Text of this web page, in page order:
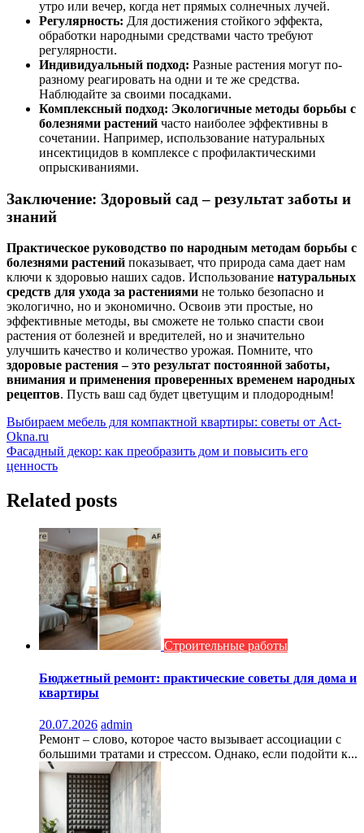
утро или вечер, когда нет прямых солнечных лучей.
Регулярность: Для достижения стойкого эффекта,
обработки народными средствами часто требуют
регулярности.
Индивидуальный подход: Разные растения могут по-
разному реагировать на одни и те же средства.
Наблюдайте за своими посадками.
Комплексный подход: Экологичные методы борьбы с
болезнями растений часто наиболее эффективны в
сочетании. Например, использование натуральных
инсектицидов в комплексе с профилактическими
опрыскиваниями.
Заключение: Здоровый сад – результат заботы и
знаний
Практическое руководство по народным методам борьбы с
болезнями растений показывает, что природа сама дает нам
ключи к здоровью наших садов. Использование натуральных
средств для ухода за растениями не только безопасно и
экологично, но и экономично. Освоив эти простые, но
эффективные методы, вы сможете не только спасти свои
растения от болезней и вредителей, но и значительно
улучшить качество и количество урожая. Помните, что
здоровые растения – это результат постоянной заботы,
внимания и применения проверенных временем народных
рецептов. Пусть ваш сад будет цветущим и плодородным!
Навигация
по
записям
Выбираем мебель для компактной квартиры: советы от Act-
Okna.ru
Фасадный декор: как преобразить дом и повысить его
ценность
Related posts
Строительные работы
Бюджетный ремонт: практические советы для дома и
квартиры
20.07.2026 admin
Ремонт – слово, которое часто вызывает ассоциации с
большими тратами и стрессом. Однако, если подойти к...